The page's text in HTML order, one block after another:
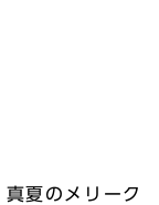
夏のメリーク